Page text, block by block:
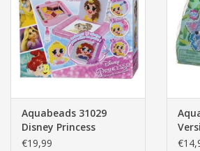
Aquabeads 31029
Disney Princess
Speelset
€19,99